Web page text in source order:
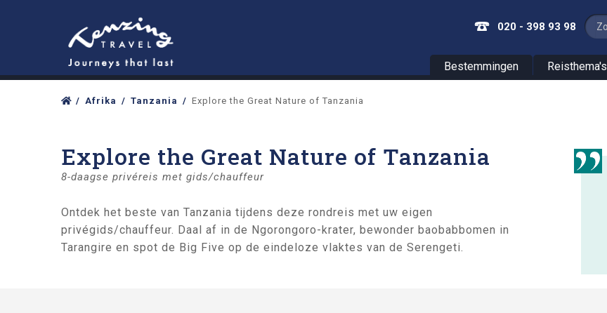
020 - 398 93 98
Bestemmingen Reisthema's
Afrika Tanzania Explore the Great Nature of Tanzania
Explore the Great Nature of Tanzania
8-daagse privéreis met gids/chauffeur
Ontdek het beste van Tanzania tijdens deze rondreis met uw eigen
privégids/chauffeur. Daal af in de Ngorongoro-krater, bewonder baobabbomen in
Tarangire en spot de Big Five op de eindeloze vlaktes van de Serengeti.